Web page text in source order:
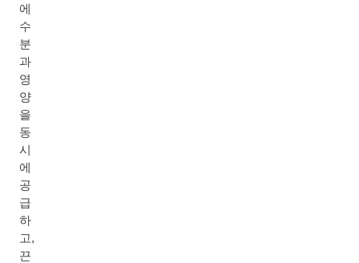
에
수
분
과
영
양
을
동
시
에
공
급
하
고,
끈